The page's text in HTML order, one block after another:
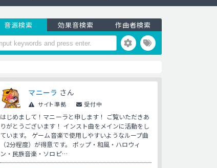
音源検索 効果音検索 作曲者検索
マニーラ さん
サイト準拠 受付中
はじめまして！マニーラと申します！ ご覧いただきあ
りがとうございます！ インスト曲をメインに活動をし
ています。 ゲーム音楽で使用しやすいようなループ曲
（2分程度）が得意です。 ポップ・和風・ハロウィ
ン・民族音楽・ソロピ…